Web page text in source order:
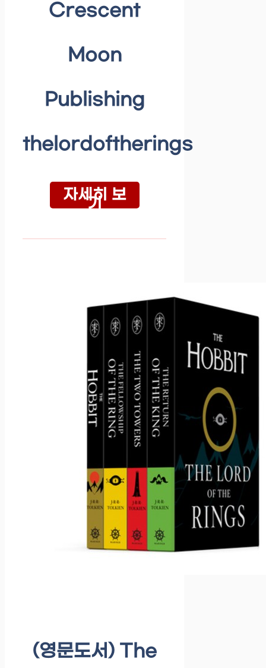
Crescent
Moon
Publishing
thelordoftherings
자세히 보
기
(영문도서) The